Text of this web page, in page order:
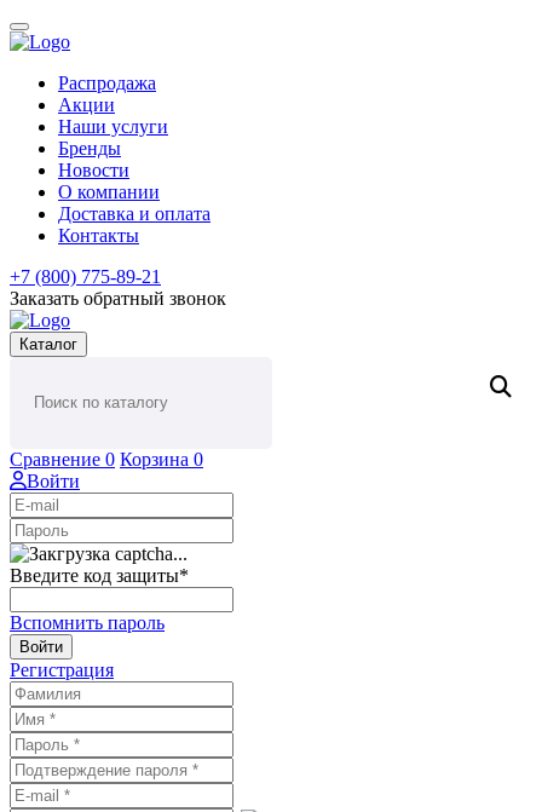
Распродажа
Акции
Наши услуги
Бренды
Новости
О компании
Доставка и оплата
Контакты
+7 (800) 775-89-21
Заказать обратный звонок
Каталог
Сравнение 0 Корзина 0
Войти
Введите код защиты*
Вспомнить пароль
Войти
Регистрация